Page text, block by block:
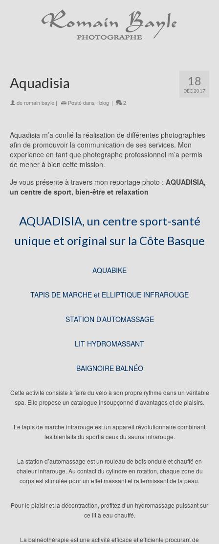
18
DÉC 2017
Aquadisia
deromain bayle | Posté dans : blog | 2
Aquadisia m’a confié la réalisation de différentes photographies
afin de promouvoir la communication de ses services. Mon
experience en tant que photographe professionnel m’a permis
de mener à bien cette mission.
Je vous présente à travers mon reportage photo : AQUADISIA,
un centre de sport, bien-être et relaxation
AQUADISIA, un centre sport-santé
unique et original sur la Côte Basque
AQUABIKE
TAPIS DE MARCHE et ELLIPTIQUE INFRAROUGE
STATION D’AUTOMASSAGE
LIT HYDROMASSANT
BAIGNOIRE BALNÉO
Cette activité consiste à faire du vélo à son propre rythme dans un véritable
spa. Elle propose un catalogue insoupçonné d’avantages et de plaisirs.
Le tapis de marche infrarouge est un appareil révolutionnaire combinant
les bienfaits du sport à ceux du sauna infrarouge.
La station d’automassage est un rouleau de bois ondulé et chauffé en
chaleur infrarouge. Au contact du cylindre en rotation, chaque zone du
corps est stimulée pour un effet massant et raffermissant de la peau.
Pour le plaisir et la décontraction, profitez d’un hydromassage puissant sur
ce lit à eau chauffé.
La balnéothérapie est une activité efficace et efficiente procurant de